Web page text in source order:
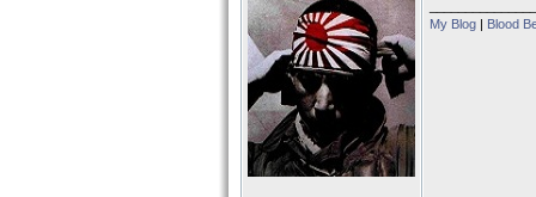
My Blog | Blood